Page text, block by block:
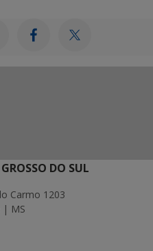
DO SUL
Carmo 1203
| MS